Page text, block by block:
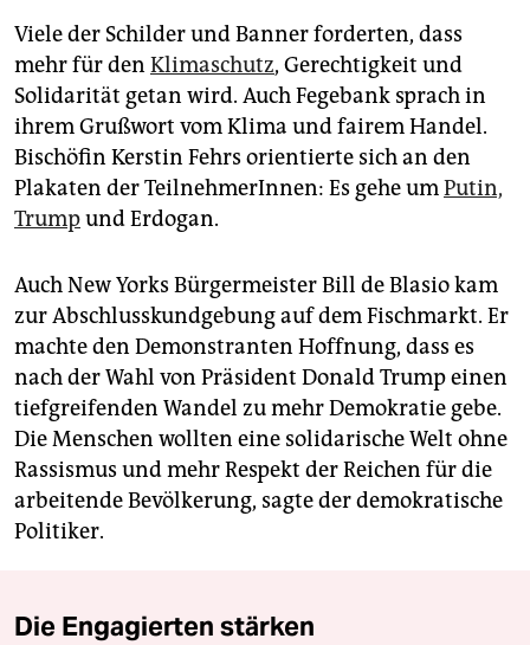
Viele der Schilder und Banner forderten, dass
mehr für den Klimaschutz, Gerechtigkeit und
Solidarität getan wird. Auch Fegebank sprach in
ihrem Grußwort vom Klima und fairem Handel.
Bischöfin Kerstin Fehrs orientierte sich an den
Plakaten der TeilnehmerInnen: Es gehe umPutin,
Trumpund Erdogan.
Auch New Yorks Bürgermeister Bill de Blasio kam
zur Abschlusskundgebung auf dem Fischmarkt. Er
machte den Demonstranten Hoffnung, dass es
nach der Wahl von Präsident Donald Trump einen
tiefgreifenden Wandel zu mehr Demokratie gebe.
Die Menschen wollten eine solidarische Welt ohne
Rassismus und mehr Respekt der Reichen für die
arbeitende Bevölkerung, sagte der demokratische
Politiker.
Die Engagierten stärken